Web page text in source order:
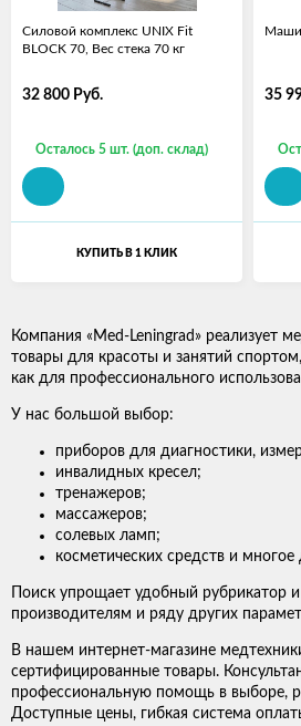
Силовой комплекс UNIX Fit
BLOCK 70, Вес стека 70 кг
32 800 Руб.
Осталось 5 шт. (доп. склад)
КУПИТЬ В 1 КЛИК
35
Компания «Med-Leningrad» реализует
товары для красоты и занятий
как для профессионального
У нас большой выбор:
приборов для диагностики,
инвалидных кресел;
тренажеров;
массажеров;
солевых ламп;
косметических средств и многое
Поиск упрощает удобный рубрикатор
производителям и ряду других
В нашем интернет-магазине
сертифицированные товары.
профессиональную помощь в выборе,
Доступные цены, гибкая система